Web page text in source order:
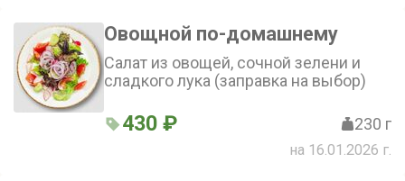
Овощной по-домашнему
Салат из овощей, сочной зелени и
сладкого лука (заправка на выбор)
430 ₽ 230 г
на 16.01.2026 г.